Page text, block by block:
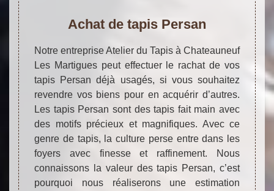
Achat de tapis Persan
Notre entreprise Atelier du Tapis à Chateauneuf
Les Martigues peut effectuer le rachat de vos
tapis Persan déjà usagés, si vous souhaitez
revendre vos biens pour en acquérir d’autres.
Les tapis Persan sont des tapis fait main avec
des motifs précieux et magnifiques. Avec ce
genre de tapis, la culture perse entre dans les
foyers avec finesse et raffinement. Nous
connaissons la valeur des tapis Persan, c’est
pourquoi nous réaliserons une estimation